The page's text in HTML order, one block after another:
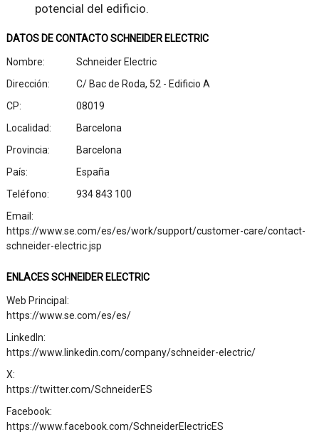
potencial del edificio.
DATOS DE CONTACTO SCHNEIDER ELECTRIC
Nombre:
Schneider Electric
Dirección:
C/ Bac de Roda, 52 - Edificio A
CP:
08019
Localidad:
Barcelona
Provincia:
Barcelona
País:
España
Teléfono:
934 843 100
Email:
https://www.se.com/es/es/work/support/customer-care/contact-
schneider-electric.jsp
ENLACES SCHNEIDER ELECTRIC
Web Principal:
https://www.se.com/es/es/
LinkedIn:
https://www.linkedin.com/company/schneider-electric/
X:
https://twitter.com/SchneiderES
Facebook:
https://www.facebook.com/SchneiderElectricES